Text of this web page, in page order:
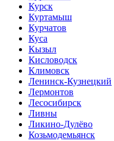
Курск
Куртамыш
Курчатов
Куса
Кызыл
Кисловодск
Климовск
Ленинск-Кузнецкий
Лермонтов
Лесосибирск
Ливны
Ликино-Дулёво
Козьмодемьянск